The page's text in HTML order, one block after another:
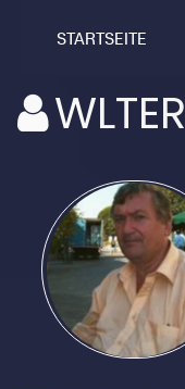
STARTSEITE
WLTER